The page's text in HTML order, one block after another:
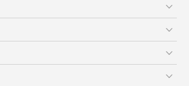
English - User manual